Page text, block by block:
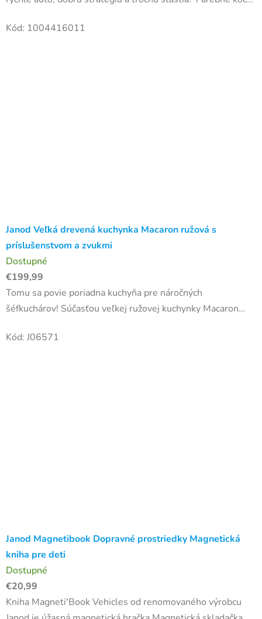
Kód: 1004416011
Janod Veľká drevená kuchynka Macaron ružová s
príslušenstvom a zvukmi
Dostupné
€199,99
Tomu sa povie poriadna kuchyňa pre náročných
šéfkuchárov! Súčasťou veľkej ružovej kuchynky Macaron
naberačky,...
Kód: J06571
Janod Magnetibook Dopravné prostriedky Magnetická
kniha pre deti
Dostupné
€20,99
Kniha Magneti'Book Vehicles od renomovaného výrobcu